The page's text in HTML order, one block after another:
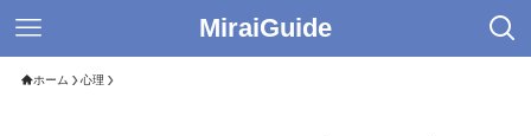
MiraiGuide
ホーム 心理